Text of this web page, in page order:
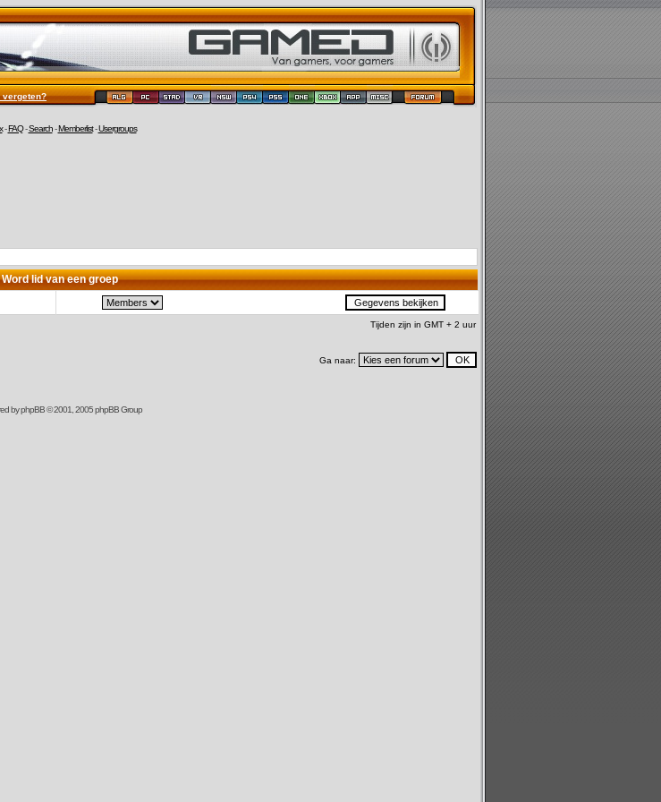
vergeten?
-FAQ-Search-Memberlist-Usergroups
Word lid van een groep
Tijden zijn in GMT + 2 uur
Ga naar:
byphpBB© 2001, 2005 phpBB Group